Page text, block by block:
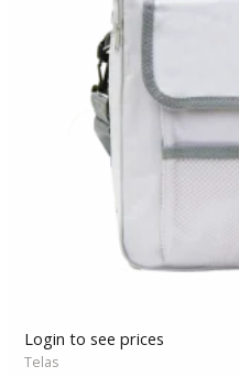
Login to see prices
Telas